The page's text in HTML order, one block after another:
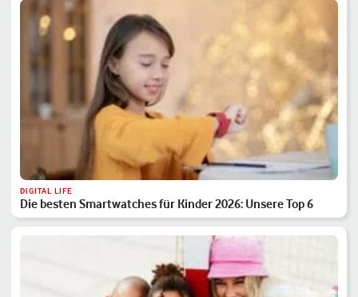
DIGITAL LIFE
Die besten Smartwatches für Kinder 2026: Unsere Top 6